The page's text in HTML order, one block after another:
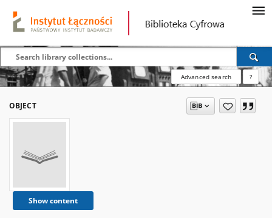
Advanced search ?
OBJECT
Show content